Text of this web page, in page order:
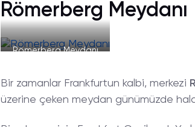
Römerberg Meydanı
Römerberg Meydanı
Bir zamanlar Frankfurtun kalbi, merkezi
üzerine çeken meydan günümüzde